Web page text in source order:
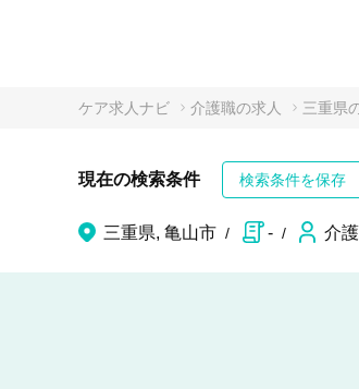
ケア求人ナビ 介護職の求人 三重県
現在の検索条件 検索条件を保存
三重県, 亀山市 - 介